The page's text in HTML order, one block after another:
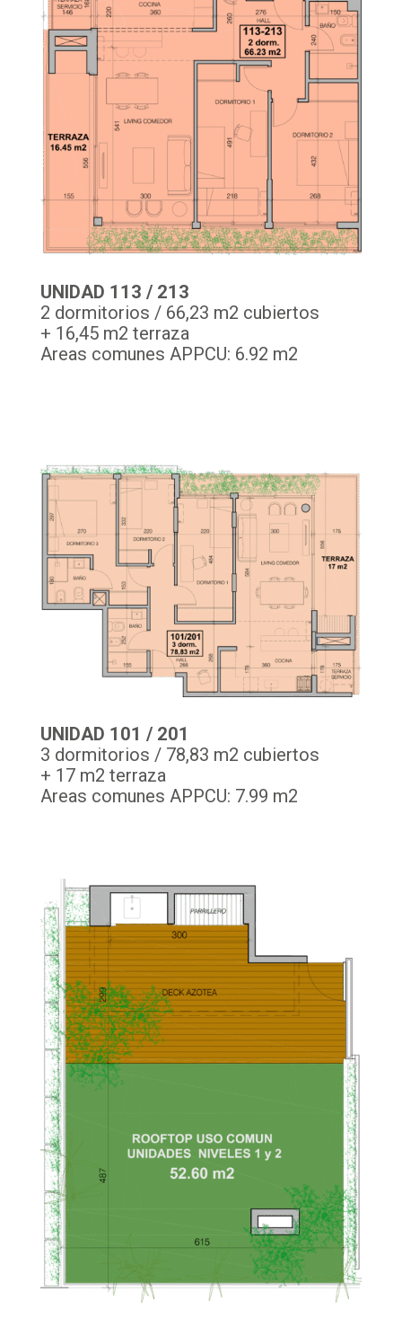
UNIDAD 113 / 213
2 dormitorios / 66,23 m2 cubiertos
+ 16,45 m2 terraza
Areas comunes APPCU: 6.92 m2
UNIDAD 101 / 201
3 dormitorios / 78,83 m2 cubiertos
+ 17 m2 terraza
Areas comunes APPCU: 7.99 m2